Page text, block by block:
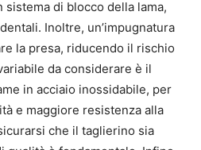
di blocco della lama,
Inoltre, un’impugnatura
la presa, riducendo il rischio
da considerare è il
in acciaio inossidabile, per
e maggiore resistenza alla
che il taglierino sia